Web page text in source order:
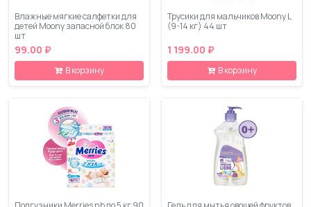
Влажные мягкие салфетки для
детей Moony запасной блок 80
шт
99.00 ₽
В корзину
Трусики для мальчиков Moony L
(9-14 кг) 44 шт
1 199.00 ₽
В корзину